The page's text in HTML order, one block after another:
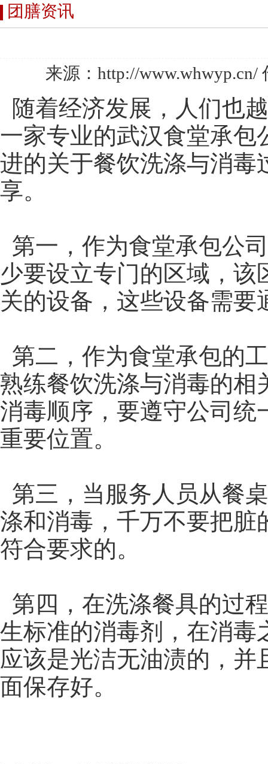
团膳资讯
来源：http://www.whwyp.cn/
随着经济发展，人们也
一家专业的武汉食堂承包
进的关于餐饮洗涤与消毒
享。
第一，作为食堂承包公
少要设立专门的区域，
关的设备，这些设备需
第二，作为食堂承包的
熟练餐饮洗涤与消毒的相
消毒顺序，要遵守公司统
重要位置。
第三，当服务人员从餐
涤和消毒，千万不要把脏
符合要求的。
第四，在洗涤餐具的过
生标准的消毒剂，在消毒
应该是光洁无油渍的，
面保存好。